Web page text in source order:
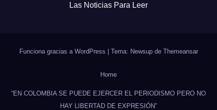
Las Noticias Para Leer
Funciona gracias a WordPress | Tema: Newsup de Themeansar
Home
“EN COLOMBIA SE PUEDE EJERCER EL PERIODISMO PERO NO
HAY LIBERTAD DE EXPRESIÓN”